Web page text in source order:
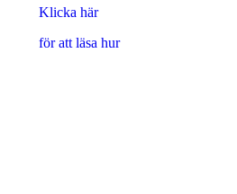
Klicka här
för att läsa hur